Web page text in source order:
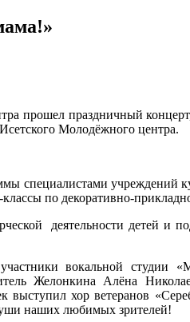
прошел праздничный
Молодёжного центра.
специалистами учреждений
по декоративно-
деятельности детей
вокальной студии
Желонкина Алёна
хор ветеранов
наших любимых зрителей!